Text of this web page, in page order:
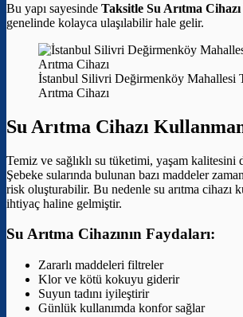
Bu yapı sayesinde Taksitle Su Arıtma Cihazı
genelinde kolayca ulaşılabilir hale gelir.
İstanbul Silivri Değirmenköy Mahallesi
Arıtma Cihazı
Su Arıtma Cihazı
Temiz ve sağlıklı su tüketimi, yaşam kalitesini
Şebeke sularında bulunan bazı maddeler
risk oluşturabilir. Bu nedenle su arıtma cihazı
ihtiyaç haline gelmiştir.
Su Arıtma Cihazının Faydaları:
Zararlı maddeleri filtreler
Klor ve kötü kokuyu giderir
Suyun tadını iyileştirir
Günlük kullanımda konfor sağlar